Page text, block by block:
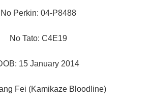
No Perkin: 04-P8488
No Tato: C4E19
15 January 2014
Fei (Kamikaze Bloodline)